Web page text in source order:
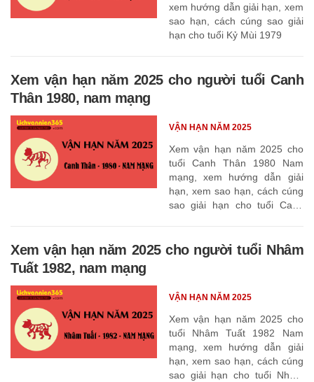
xem hướng dẫn giải hạn, xem
sao hạn, cách cúng sao giải
hạn cho tuổi Kỷ Mùi 1979
Xem vận hạn năm 2025 cho người tuổi Canh
Thân 1980, nam mạng
Xem vận hạn năm 2025 cho
tuổi Canh Thân 1980 Nam
mạng, xem hướng dẫn giải
hạn, xem sao hạn, cách cúng
sao giải hạn cho tuổi Canh
VẬN HẠN NĂM 2025
Xem vận hạn năm 2025 cho người tuổi Nhâm
Tuất 1982, nam mạng
Xem vận hạn năm 2025 cho
tuổi Nhâm Tuất 1982 Nam
mạng, xem hướng dẫn giải
hạn, xem sao hạn, cách cúng
sao giải hạn cho tuổi Nhâm
VẬN HẠN NĂM 2025